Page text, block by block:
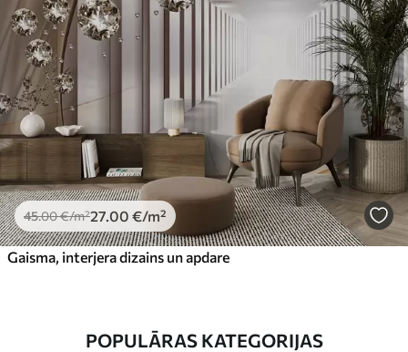
45.00€/m²27 .00 €/m²
Gaisma, interjera dizains un apdare
POPULĀRAS KATEGORIJAS